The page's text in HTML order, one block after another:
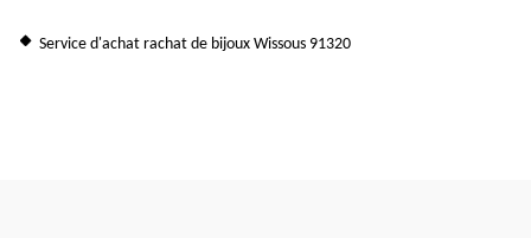
Service d'achat rachat de bijoux Wissous 91320